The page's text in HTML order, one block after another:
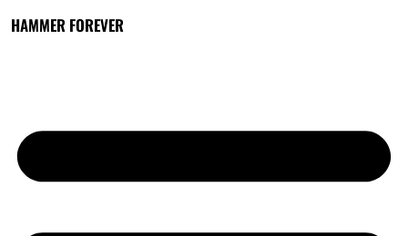
HAMMER FOREVER